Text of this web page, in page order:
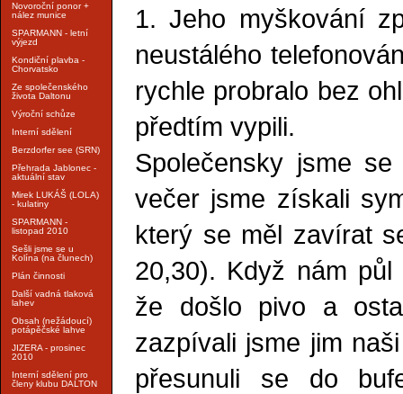
Novoroční ponor +
nález munice
SPARMANN - letní
výjezd
Kondiční plavba -
Chorvatsko
Ze společenského
života Daltonu
Výroční schůze
Interní sdělení
Berzdorfer see (SRN)
Přehrada Jablonec -
aktuální stav
Mirek LUKÁŠ (LOLA)
- kulatiny
SPARMANN -
listopad 2010
Sešli jsme se u
Kolína (na člunech)
Plán činnosti
Další vadná tlaková
lahev
Obsah (nežádoucí)
potápěčské lahve
JIZERA - prosinec
2010
Interní sdělení pro
členy klubu DALTON
1. Jeho myškování
neustálého
rychle probralo bez
předtím vypili.
Společensky jsme
večer jsme získali
který se měl zavírat
20,30). Když nám
že došlo pivo a
zazpívali jsme jim
přesunuli se do